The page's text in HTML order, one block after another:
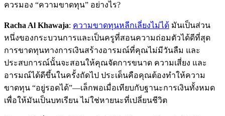
ควรมอง “ความขาดทุน” อย่างไร?
Racha Al Khawaja: ความขาดทุนหลีกเลี่ยงไม่ได้ มันเป็นส่วน
หนึ่งของกระบวนการและเป็นครูที่สอนความถ่อมตัวได้ดีที่สุด
การขาดทุนทางการเงินสร้างอารมณ์ที่คุณไม่มีวันลืม และ
ประสบการณ์นั้นจะสอนให้คุณจัดการขนาด ความเสี่ยง และ
อารมณ์ได้ดีขึ้นในครั้งถัดไป ประเด็นคือคุณต้องทำให้ความ
ขาดทุน “อยู่รอดได้”—เล็กพอเมื่อเทียบกับฐานะการเงินทั้งหมด
เพื่อให้มันเป็นบทเรียน ไม่ใช่หายนะที่เปลี่ยนชีวิต